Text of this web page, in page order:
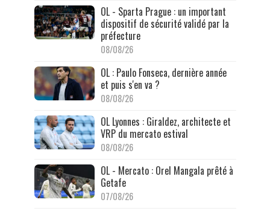
OL - Sparta Prague : un important
dispositif de sécurité validé par la
préfecture
08/08/26
OL : Paulo Fonseca, dernière année
et puis s'en va ?
08/08/26
OL Lyonnes : Giraldez, architecte et
VRP du mercato estival
08/08/26
OL - Mercato : Orel Mangala prêté à
Getafe
07/08/26